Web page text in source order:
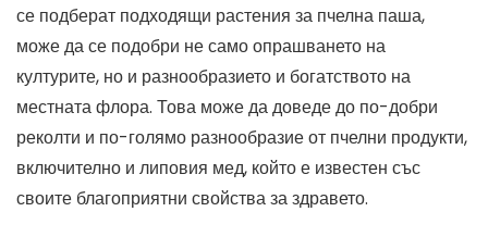
се подберат подходящи растения за пчелна паша,
може да се подобри не само опрашването на
културите, но и разнообразието и богатството на
местната флора. Това може да доведе до по-добри
реколти и по-голямо разнообразие от пчелни продукти,
включително и липовия мед, който е известен със
своите благоприятни свойства за здравето.